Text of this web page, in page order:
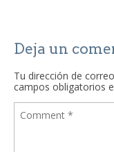
Deja un
Tu dirección de
campos obligatorios